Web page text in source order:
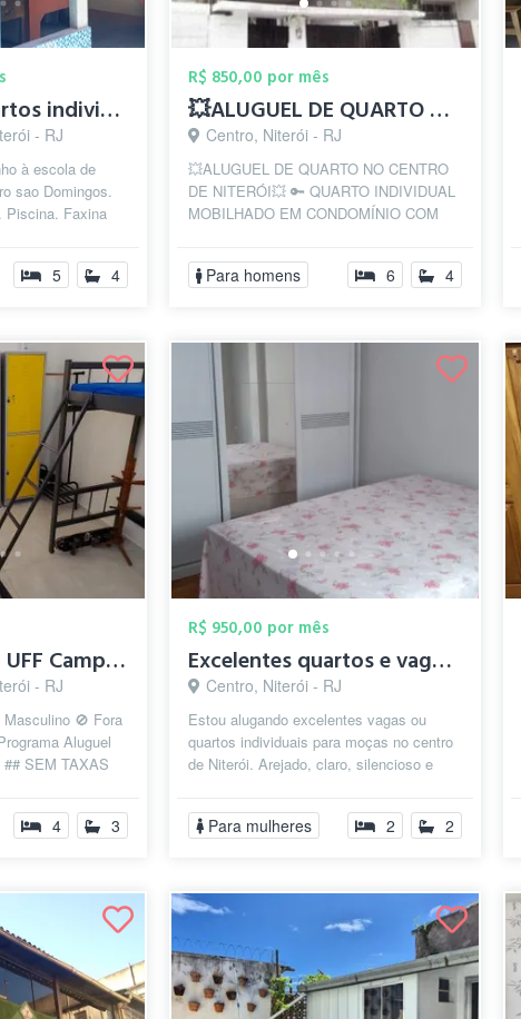
Aluguel de quartos individuais em republ...
- RJ
à escola de
sao Domingos.
Piscina. Faxina
5 4
R$ 850,00 por mês
💥ALUGUEL DE QUARTO NO CENTRO DE NITERÓI...
Centro, Niterói - RJ
💥ALUGUEL DE QUARTO NO CENTRO
DE NITERÓI💥 🔑 QUARTO INDIVIDUAL
MOBILHADO EM CONDOMÍNIO COM
mobiliário, geladeira, f...
Para homens 6 4
Quarto Duplo - UFF Campus Praia Vermelha
- RJ
🚫 Fora
Aluguel
SEM TAXAS
4 3
R$ 950,00 por mês
Excelentes quartos e vagas para moças -P...
Centro, Niterói - RJ
Estou alugando excelentes vagas ou
quartos individuais para moças no centro
de Niterói. Arejado, claro, silencioso e
Para mulheres 2 2